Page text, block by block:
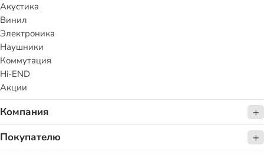
Акустика
Винил
Электроника
Наушники
Коммутация
Hi-END
Акции
Компания
Покупателю